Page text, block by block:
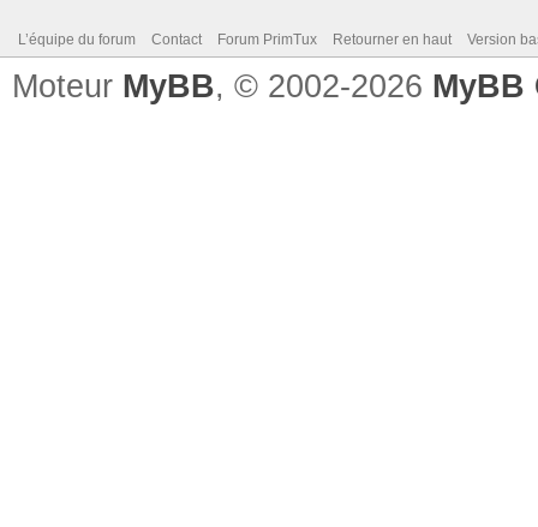
L’équipe du forum Contact Forum PrimTux Retourner en haut Version
Moteur MyBB, © 2002-2026 MyBB